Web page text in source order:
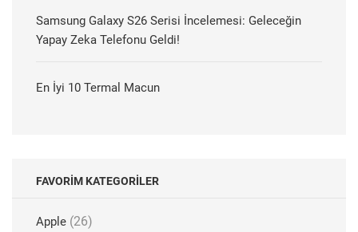
Samsung Galaxy S26 Serisi İncelemesi: Geleceğin
Yapay Zeka Telefonu Geldi!
En İyi 10 Termal Macun
FAVORIM KATEGORILER
Apple (26)